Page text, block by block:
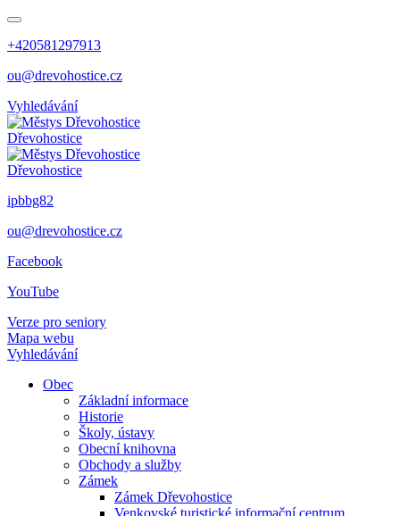
+420581297913
ou@drevohostice.cz
Vyhledávání
Dřevohostice
Dřevohostice
ipbbg82
ou@drevohostice.cz
Facebook
YouTube
Verze pro seniory
Mapa webu
Vyhledávání
Obec
Základní informace
Historie
Školy, ústavy
Obecní knihovna
Obchody a služby
Zámek
Zámek Dřevohostice
Venkovské turistické informační centrum